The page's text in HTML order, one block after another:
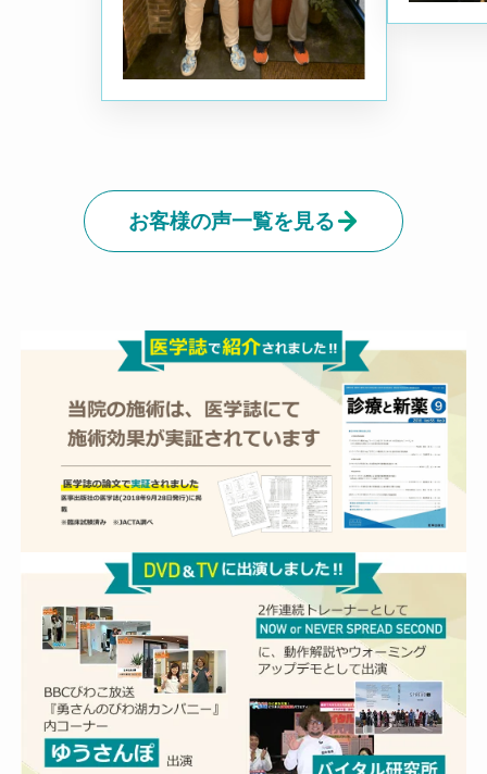
めました。今では見てもらっ
ていた手首もいい状態で競技
先生に
お客様の声一覧を見る